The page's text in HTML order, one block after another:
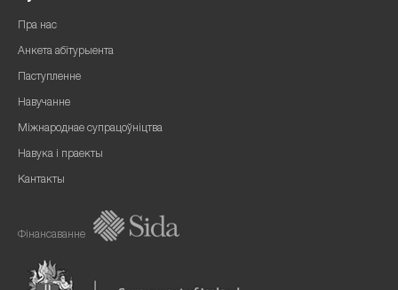
Пра нас
Анкета абітурыента
Паступленне
Навучанне
Міжнароднае супрацоўніцтва
Навука і праекты
Кантакты
Фінансаванне